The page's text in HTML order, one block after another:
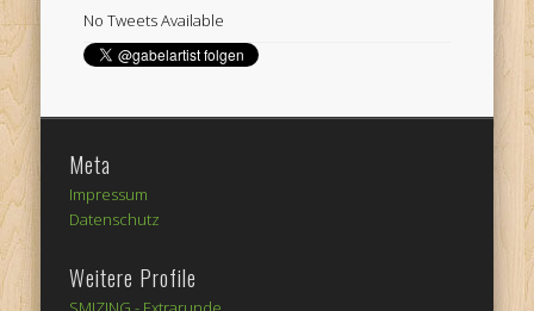
No Tweets Available
Meta
Impressum
Datenschutz
Weitere Profile